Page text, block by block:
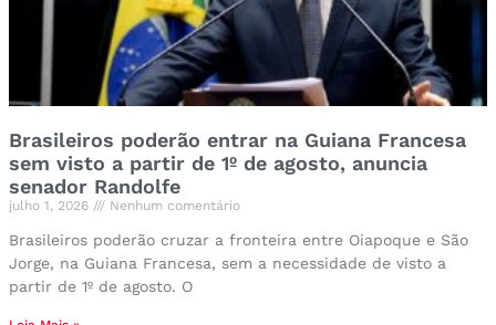
Brasileiros poderão entrar na Guiana Francesa
sem visto a partir de 1º de agosto, anuncia
senador Randolfe
julho 1, 2026 Nenhum comentário
Brasileiros poderão cruzar a fronteira entre Oiapoque e São
Jorge, na Guiana Francesa, sem a necessidade de visto a
partir de 1º de agosto. O